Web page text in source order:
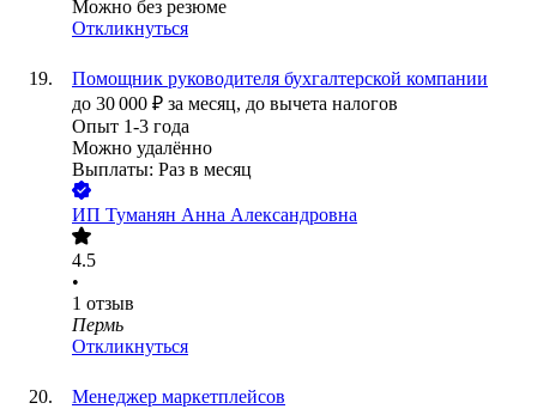
Можно без резюме
Откликнуться
Помощник руководителя бухгалтерской компании
до 30 000 ₽ за месяц, до вычета налогов
Опыт 1-3 года
Можно удалённо
Выплаты: Раз в месяц
ИП Туманян Анна Александровна
4.5
•
1 отзыв
Пермь
Откликнуться
Менеджер маркетплейсов